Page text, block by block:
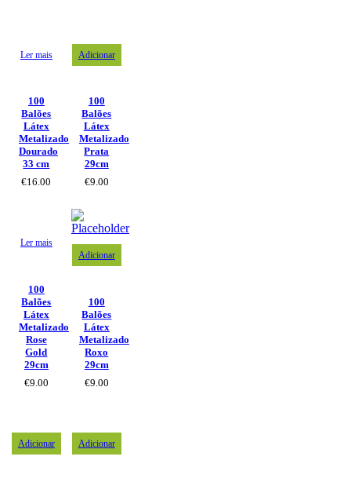
Ler mais
100
Balões
Látex
Metalizado
Dourado
33 cm
€16.00
Adicionar
100
Balões
Látex
Metalizado
Prata
29cm
€9.00
Ler mais
100
Balões
Látex
Metalizado
Rose
Gold
29cm
€9.00
Adicionar
100
Balões
Látex
Metalizado
Roxo
29cm
€9.00
Adicionar Adicionar